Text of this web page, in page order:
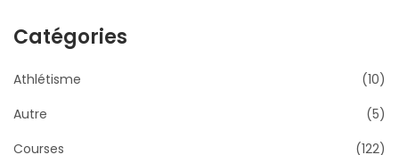
Catégories
Athlétisme
(10)
Autre
(5)
Courses
(122)